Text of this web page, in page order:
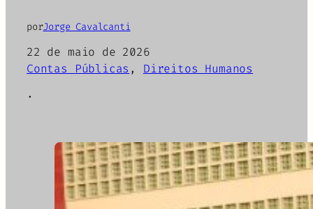
porJorge Cavalcanti
22 de maio de 2026
Contas Públicas , Direitos Humanos
·